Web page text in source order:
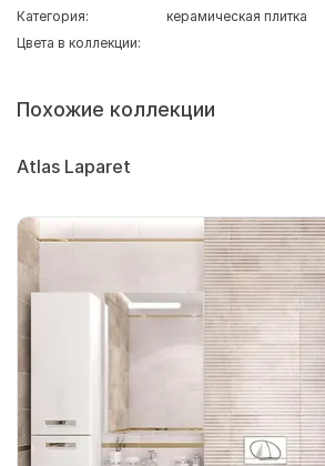
Категория:
керамическая плитка
Цвета в коллекции:
Похожие коллекции
Atlas Laparet